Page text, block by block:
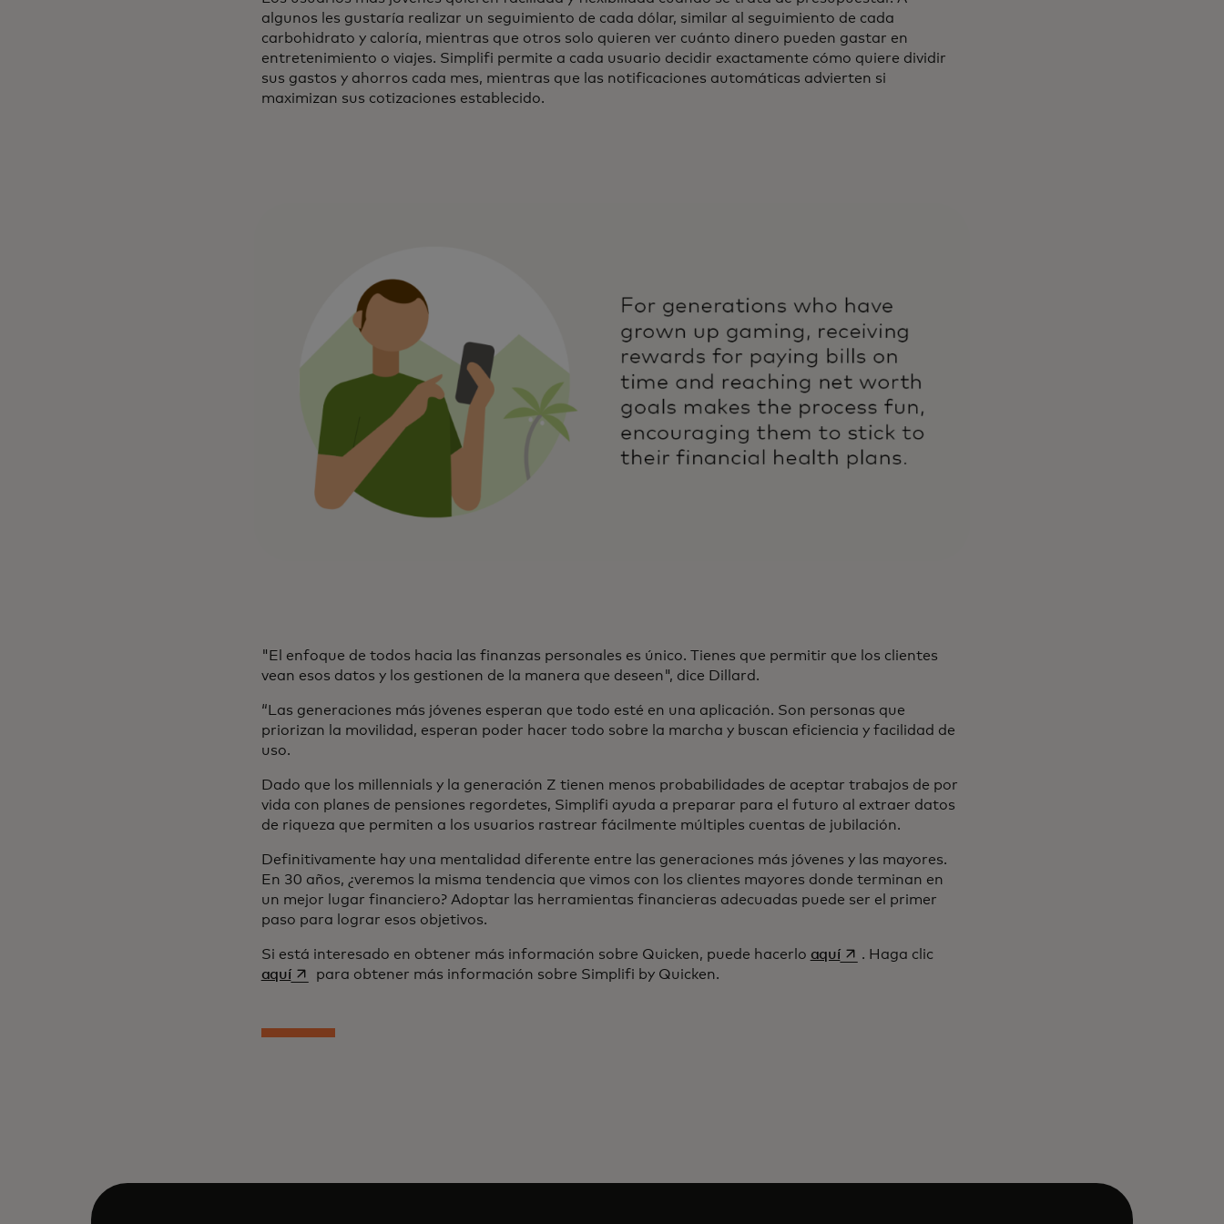
algunos les gustaría realizar un seguimiento de cada dólar, similar al seguimiento de cada
carbohidrato y caloría, mientras que otros solo quieren ver cuánto dinero pueden gastar en
entretenimiento o viajes. Simplifi permite a cada usuario decidir exactamente cómo quiere dividir
sus gastos y ahorros cada mes, mientras que las notificaciones automáticas advierten si
maximizan sus cotizaciones establecido.
"El enfoque de todos hacia las finanzas personales es único. Tienes que permitir que los clientes
vean esos datos y los gestionen de la manera que deseen", dice Dillard.
“Las generaciones más jóvenes esperan que todo esté en una aplicación. Son personas que
priorizan la movilidad, esperan poder hacer todo sobre la marcha y buscan eficiencia y facilidad de
uso.
Dado que los millennials y la generación Z tienen menos probabilidades de aceptar trabajos de por
vida con planes de pensiones regordetes, Simplifi ayuda a preparar para el futuro al extraer datos
de riqueza que permiten a los usuarios rastrear fácilmente múltiples cuentas de jubilación.
Definitivamente hay una mentalidad diferente entre las generaciones más jóvenes y las mayores.
En 30 años, ¿veremos la misma tendencia que vimos con los clientes mayores donde terminan en
un mejor lugar financiero? Adoptar las herramientas financieras adecuadas puede ser el primer
paso para lograr esos objetivos.
Si está interesado en obtener más información sobre Quicken, puede hacerlo aquíse abre en una pestaña nueva
. Haga clic
aquíse abre en una pestaña nueva
para obtener más información sobre Simplifi by Quicken.